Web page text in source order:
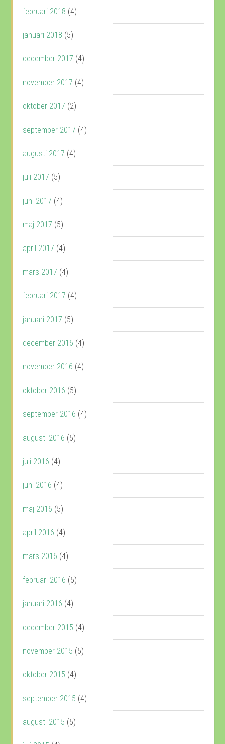
februari 2018 (4)
januari 2018 (5)
december 2017 (4)
november 2017 (4)
oktober 2017 (2)
september 2017 (4)
augusti 2017 (4)
juli 2017 (5)
juni 2017 (4)
maj 2017 (5)
april 2017 (4)
mars 2017 (4)
februari 2017 (4)
januari 2017 (5)
december 2016 (4)
november 2016 (4)
oktober 2016 (5)
september 2016 (4)
augusti 2016 (5)
juli 2016 (4)
juni 2016 (4)
maj 2016 (5)
april 2016 (4)
mars 2016 (4)
februari 2016 (5)
januari 2016 (4)
december 2015 (4)
november 2015 (5)
oktober 2015 (4)
september 2015 (4)
augusti 2015 (5)